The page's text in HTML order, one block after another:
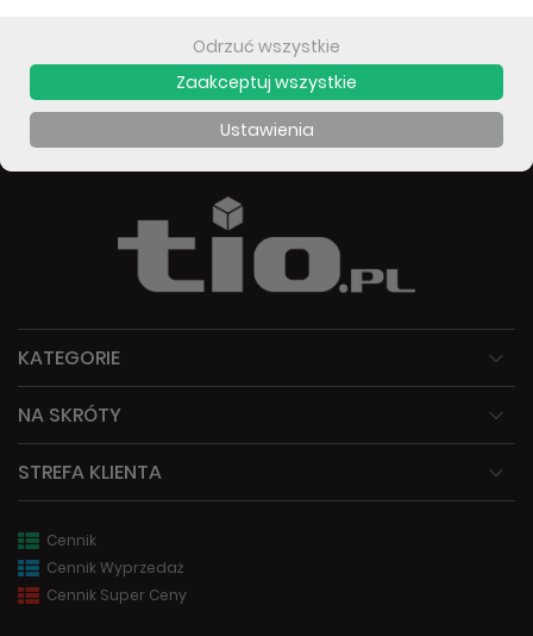
ZAPISZ
KATEGORIE
NA SKRÓTY
STREFA KLIENTA
Cennik
Cennik Wyprzedaż
Cennik Super Ceny
Odrzuć wszystkie
Zaakceptuj wszystkie
Ustawienia